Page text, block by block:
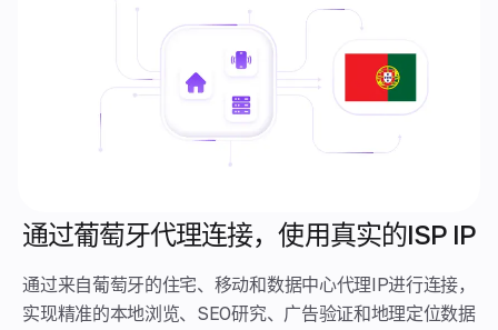
通过葡萄牙代理连接，使用真实的ISP IP
通过来自葡萄牙的住宅、移动和数据中心代理IP进行连接，
实现精准的本地浏览、SEO研究、广告验证和地理定位数据